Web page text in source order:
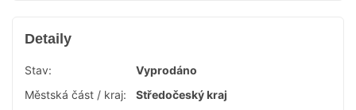
Detaily
Stav:
Vyprodáno
Městská část / kraj:
Středočeský kraj